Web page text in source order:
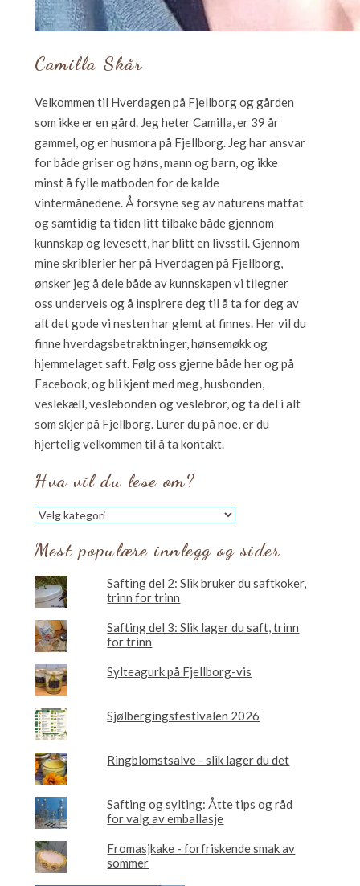
Camilla Skår
Velkommen til Hverdagen på Fjellborg og gården
som ikke er en gård. Jeg heter Camilla, er 39 år
gammel, og er husmora på Fjellborg. Jeg har ansvar
for både griser og høns, mann og barn, og ikke
minst å fylle matboden for de kalde
vintermånedene. Å forsyne seg av naturens matfat
og samtidig ta tiden litt tilbake både gjennom
kunnskap og levesett, har blitt en livsstil. Gjennom
mine skriblerier her på Hverdagen på Fjellborg,
ønsker jeg å dele både av kunnskapen vi tilegner
oss underveis og å inspirere deg til å ta for deg av
alt det gode vi nesten har glemt at finnes. Her vil du
finne hverdagsbetraktninger, hønsemøkk og
hjemmelaget saft. Følg oss gjerne både her og på
Facebook, og bli kjent med meg, husbonden,
veslekæll, veslebonden og veslebror, og ta del i alt
som skjer på Fjellborg. Lurer du på noe, er du
hjertelig velkommen til å ta kontakt.
Hva vil du lese om?
Hva
vil
du
lese
Mest populære innlegg og sider
Safting del 2: Slik bruker du saftkoker,
trinn for trinn
Safting del 3: Slik lager du saft, trinn
for trinn
Sylteagurk på Fjellborg-vis
Sjølbergingsfestivalen 2026
Ringblomstsalve - slik lager du det
Safting og sylting: Åtte tips og råd
for valg av emballasje
Fromasjkake - forfriskende smak av
sommer